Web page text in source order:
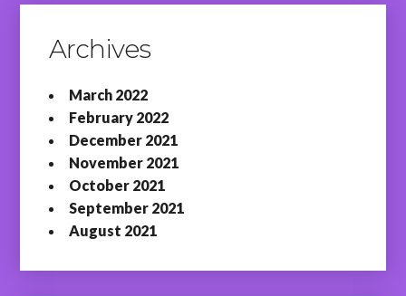
Archives
March 2022
February 2022
December 2021
November 2021
October 2021
September 2021
August 2021